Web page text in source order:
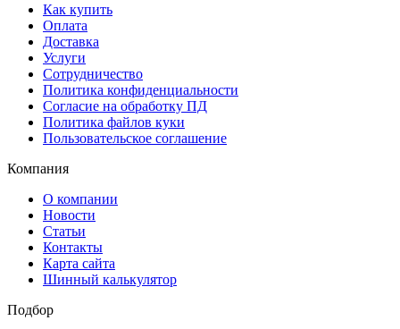
Как купить
Оплата
Доставка
Услуги
Сотрудничество
Политика конфиденциальности
Согласие на обработку ПД
Политика файлов куки
Пользовательское соглашение
Компания
О компании
Новости
Статьи
Контакты
Карта сайта
Шинный калькулятор
Подбор